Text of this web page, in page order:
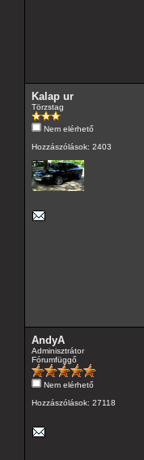
Kalap ur
Törzstag
Nem elérhető
Hozzászólások: 2403
AndyA
Adminisztrátor
Fórumfüggő
Nem elérhető
Hozzászólások: 27118